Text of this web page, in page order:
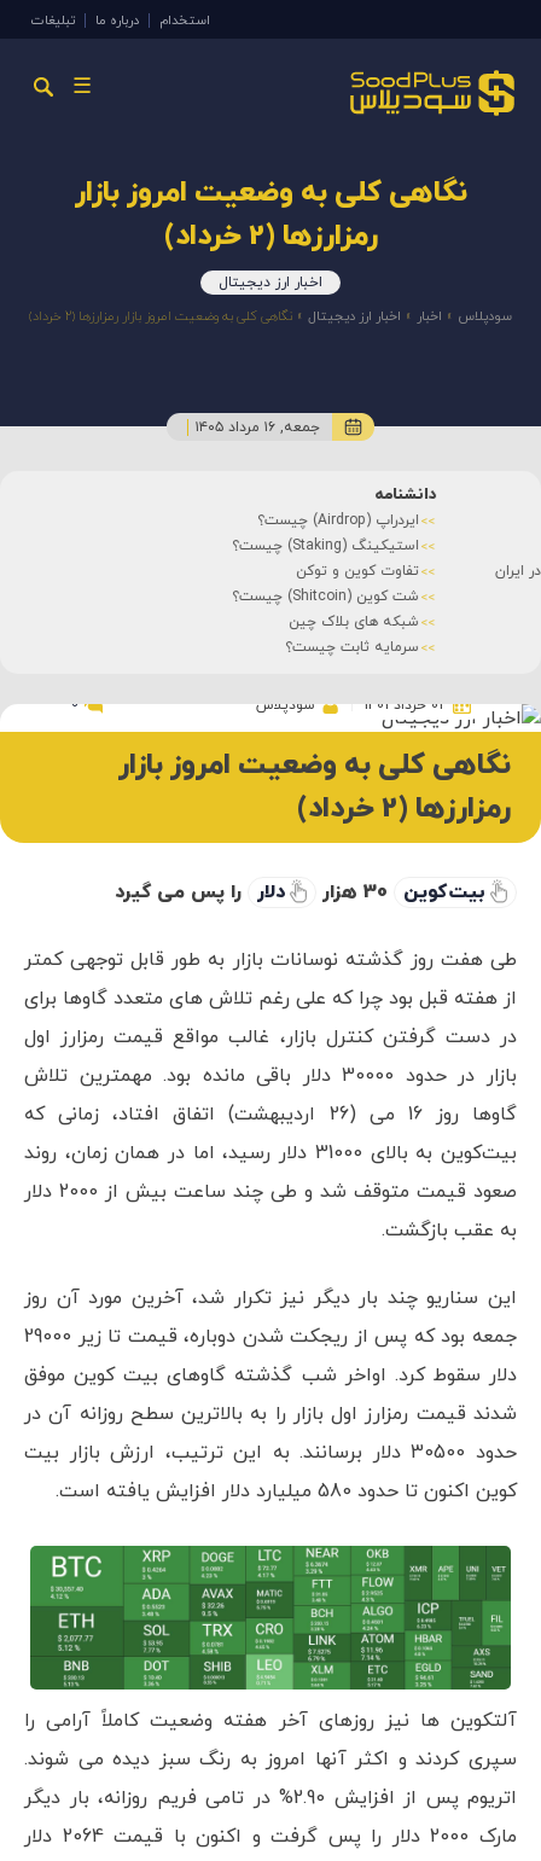
استخدام درباره ما تبلیغات
☰
نگاهی کلی به وضعیت امروز بازار
رمزارزها (2 خرداد)
اخبار ارز دیجیتال
سودپلاس » اخبار » اخبار ارز دیجیتال » نگاهی کلی به وضعیت امروز بازار رمزارزها (2 خرداد)
جمعه, ۱۶ مرداد ۱۴۰۵
استیکینگ (Staking) چیست؟
تفاوت کوین و توکن
شبکه های بلاک چین
سرمایه ثابت چیست؟
نگاهی کلی به وضعیت امروز بازار
رمزارزها (2 خرداد)
02 خرداد 1401 سودپلاس 0
بیت کوین دلار را پس می گیرد
طی هفت روز گذشته نوسانات بازار به طور قابل توجهی کمتر
از هفته قبل بود چرا که علی رغم تلاش های متعدد گاوها برای
در دست گرفتن کنترل بازار، غالب مواقع قیمت رمزارز اول
بازار در حدود 30000 دلار باقی مانده بود. مهمترین تلاش
گاوها روز 16 می (26 اردیبهشت) اتفاق افتاد، زمانی که
بیت‌کوین به بالای 31000 دلار رسید، اما در همان زمان، روند
صعود قیمت متوقف شد و طی چند ساعت بیش از 2000 دلار
به عقب بازگشت.
این سناریو چند بار دیگر نیز تکرار شد، آخرین مورد آن روز
جمعه بود که پس از ریجکت شدن دوباره، قیمت تا زیر 29000
دلار سقوط کرد. اواخر شب گذشته گاوهای بیت کوین موفق
شدند قیمت رمزارز اول بازار را به بالاترین سطح روزانه آن در
حدود 30500 دلار برسانند. به این ترتیب، ارزش بازار بیت
کوین اکنون تا حدود 580 میلیارد دلار افزایش یافته است.
آلتکوین ها نیز روزهای آخر هفته وضعیت کاملاً آرامی را
سپری کردند و اکثر آنها امروز به رنگ سبز دیده می شوند.
اتریوم پس از افزایش 2.90% در تامی فریم روزانه، بار دیگر
مارک 2000 دلار را پس گرفت و اکنون با قیمت 2064 دلار